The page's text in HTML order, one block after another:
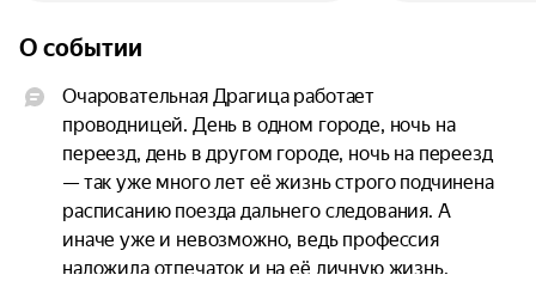
О событии
Очаровательная Драгица работает
проводницей. День в одном городе, ночь на
переезд, день в другом городе, ночь на переезд
— так уже много лет её жизнь строго подчинена
расписанию поезда дальнего следования. А
иначе уже и невозможно, ведь профессия
наложила отпечаток и на её личную жизнь.